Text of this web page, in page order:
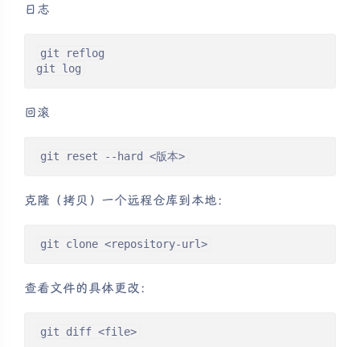
日志
git reflog
git log
回滚
git reset --hard <版本>
克隆（拷贝）一个远程仓库到本地：
git clone <repository-url>
查看文件的具体更改：
git diff <file>